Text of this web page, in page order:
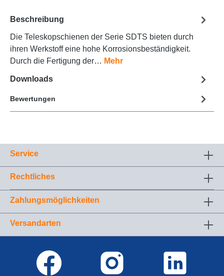
Beschreibung
Die Teleskopschienen der Serie SDTS bieten durch
ihren Werkstoff eine hohe Korrosionsbeständigkeit.
Durch die Fertigung der… Mehr
Downloads
Bewertungen
Service
Rechtliches
Zahlungsmöglichkeiten
Versandarten